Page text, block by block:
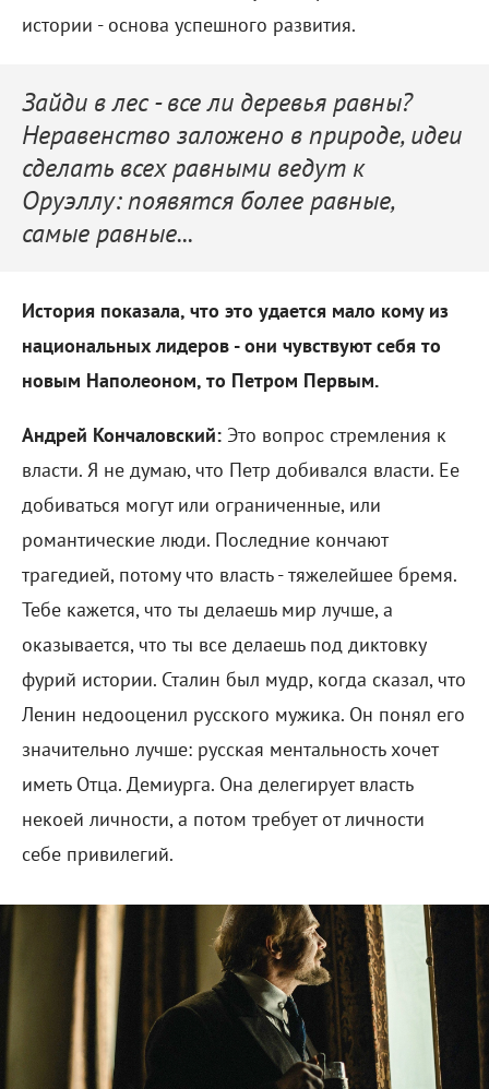
истории - основа успешного развития.
Зайди в лес - все ли деревья равны?
Неравенство заложено в природе, идеи
сделать всех равными ведут к
Оруэллу: появятся более равные,
самые равные...
История показала, что это удается мало кому из
национальных лидеров - они чувствуют себя то
новым Наполеоном, то Петром Первым.
Андрей Кончаловский: Это вопрос стремления к
власти. Я не думаю, что Петр добивался власти. Ее
добиваться могут или ограниченные, или
романтические люди. Последние кончают
трагедией, потому что власть - тяжелейшее бремя.
Тебе кажется, что ты делаешь мир лучше, а
оказывается, что ты все делаешь под диктовку
фурий истории. Сталин был мудр, когда сказал, что
Ленин недооценил русского мужика. Он понял его
значительно лучше: русская ментальность хочет
иметь Отца. Демиурга. Она делегирует власть
некоей личности, а потом требует от личности
себе привилегий.